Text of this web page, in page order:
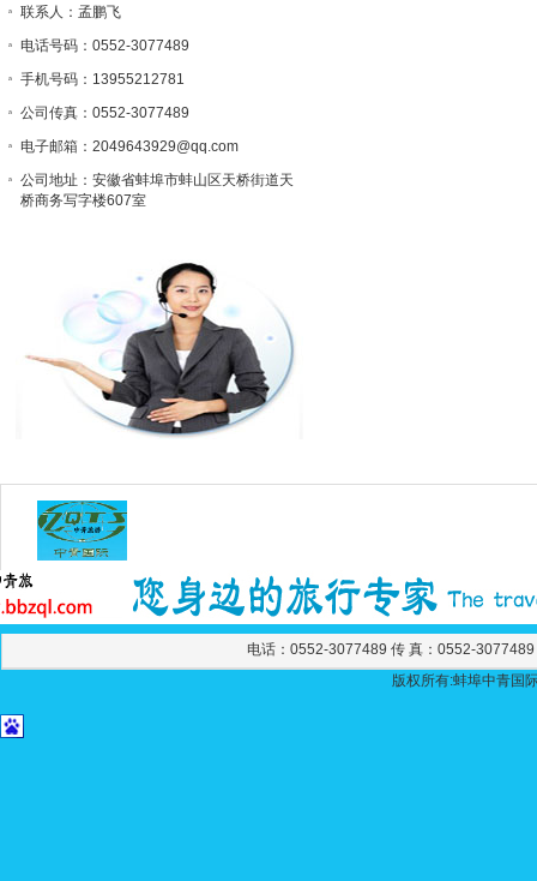
联系人：孟鹏飞
电话号码：0552-3077489
手机号码：13955212781
公司传真：0552-3077489
电子邮箱：2049643929@qq.com
公司地址：安徽省蚌埠市蚌山区天桥街道天
桥商务写字楼607室
电话：0552-3077489 传 真：0552-
版权所有:蚌埠中青国